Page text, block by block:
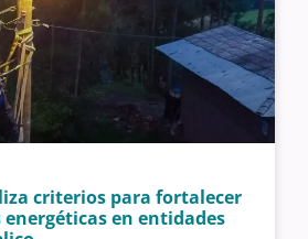
criterios para fortalecer
en entidades